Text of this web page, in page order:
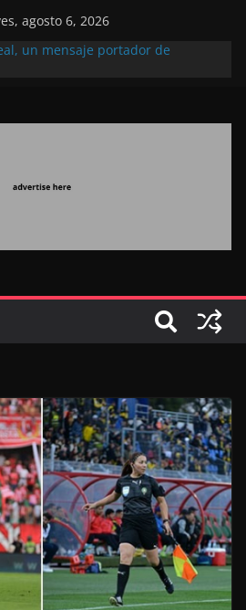
agosto 6, 2026
un mensaje portador de
de los grandes proyectos de
a una visión estratégica
la posición de Marruecos
mundial competitiva (politólogo